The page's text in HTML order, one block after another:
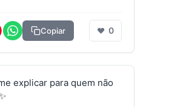
Copiar ❤ 0
explicar para quem não